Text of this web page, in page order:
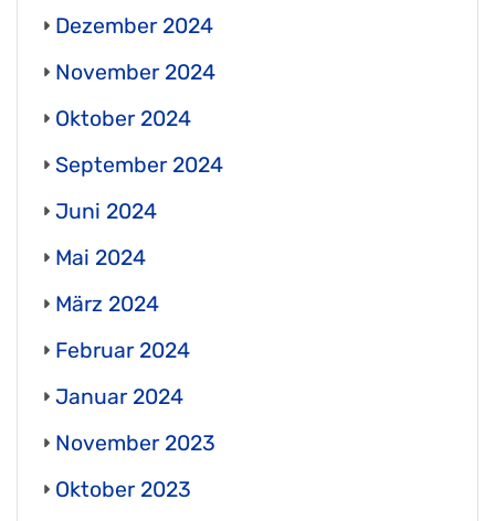
Dezember 2024
November 2024
Oktober 2024
September 2024
Juni 2024
Mai 2024
März 2024
Februar 2024
Januar 2024
November 2023
Oktober 2023